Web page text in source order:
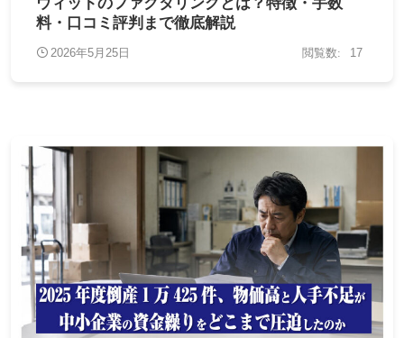
料・口コミ評判まで徹底解説
2026年5月25日 17